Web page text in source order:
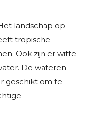
landschap op
tropische
Ook zijn er witte
De wateren
geschikt om te